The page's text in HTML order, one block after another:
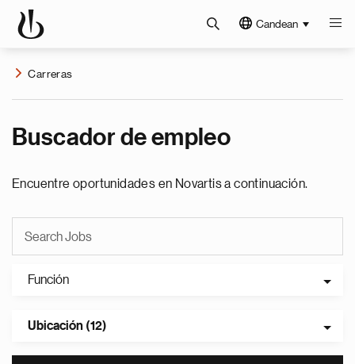
Candean
Carreras
Buscador de empleo
Encuentre oportunidades en Novartis a continuación.
Función
Ubicación (12)